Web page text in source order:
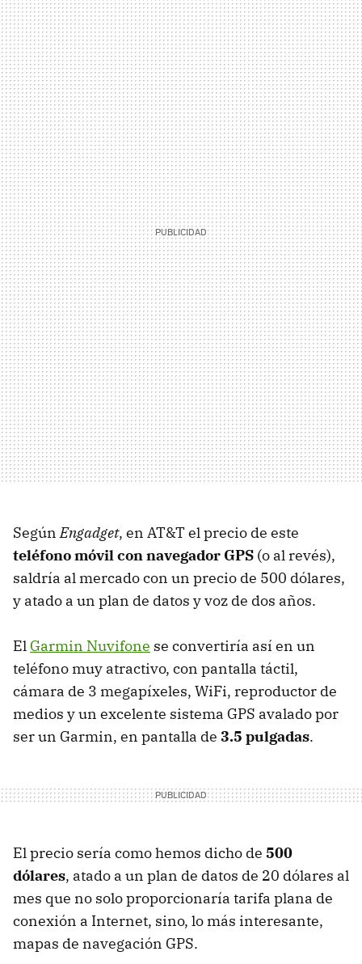
SegúnEngadget, en AT&T el precio de este
teléfono móvil con navegador GPS (o al revés),
saldría al mercado con un precio de 500 dólares,
y atado a un plan de datos y voz de dos años.
El Garmin Nuvifone se convertiría así en un
teléfono muy atractivo, con pantalla táctil,
cámara de 3 megapíxeles, WiFi, reproductor de
medios y un excelente sistema GPS avalado por
ser un Garmin, en pantalla de 3.5 pulgadas.
El precio sería como hemos dicho de 500
dólares, atado a un plan de datos de 20 dólares al
mes que no solo proporcionaría tarifa plana de
conexión a Internet, sino, lo más interesante,
mapas de navegación GPS.